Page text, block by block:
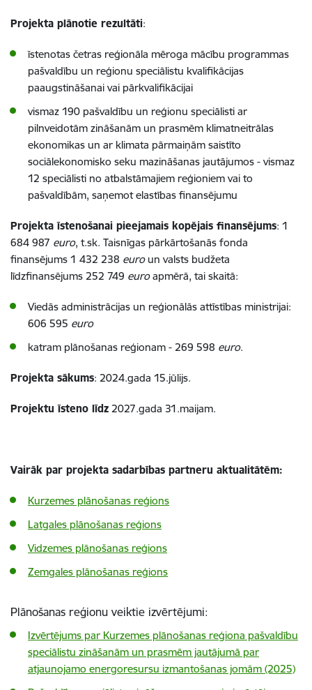
Projekta plānotie rezultāti:
īstenotas četras reģionāla mēroga mācību programmas
pašvaldību un reģionu speciālistu kvalifikācijas
paaugstināšanai vai pārkvalifikācijai
vismaz 190 pašvaldību un reģionu speciālisti ar
pilnveidotām zināšanām un prasmēm klimatneitrālas
ekonomikas un ar klimata pārmaiņām saistīto
sociālekonomisko seku mazināšanas jautājumos - vismaz
12 speciālisti no atbalstāmajiem reģioniem vai to
pašvaldībām, saņemot elastības finansējumu
Projekta īstenošanai pieejamais kopējais finansējums: 1
684 987 euro, t.sk. Taisnīgas pārkārtošanās fonda
finansējums 1 432 238 euroun valsts budžeta
līdzfinansējums 252 749 euroapmērā, tai skaitā:
Viedās administrācijas un reģionālās attīstības ministrijai:
606 595 euro
katram plānošanas reģionam - 269 598 euro.
Projekta sākums: 2024.gada 15.jūlijs.
Projektu īsteno līdz 2027.gada 31.maijam.
Vairāk par projekta sadarbības partneru aktualitātēm:
Kurzemes plānošanas reģions
Latgales plānošanas reģions
Vidzemes plānošanas reģions
Zemgales plānošanas reģions
Plānošanas reģionu veiktie izvērtējumi:
Izvērtējums par Kurzemes plānošanas reģiona pašvaldību
speciālistu zināšanām un prasmēm jautājumā par
atjaunojamo energoresursu izmantošanas jomām (2025)